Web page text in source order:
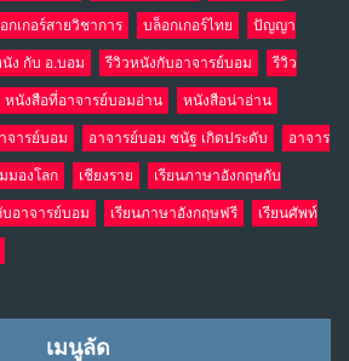
กเกอร์สายวิชาการ บล็อกเกอร์ไทย ปัญญา
ง กับ อ.บอม รีวิวหนังกับอาจารย์บอม รีวิว
หนังสือที่อาจารย์บอมอ่าน หนังสือน่าอ่าน
จารย์บอม อาจารย์บอม ชนัฐ เกิดประดับ อาจาร
มองโลก เชียงราย เรียนภาษาอังกฤษกับ
อาจารย์บอม เรียนภาษาอังกฤษฟรี เรียนศัพท์
เมนูลัด